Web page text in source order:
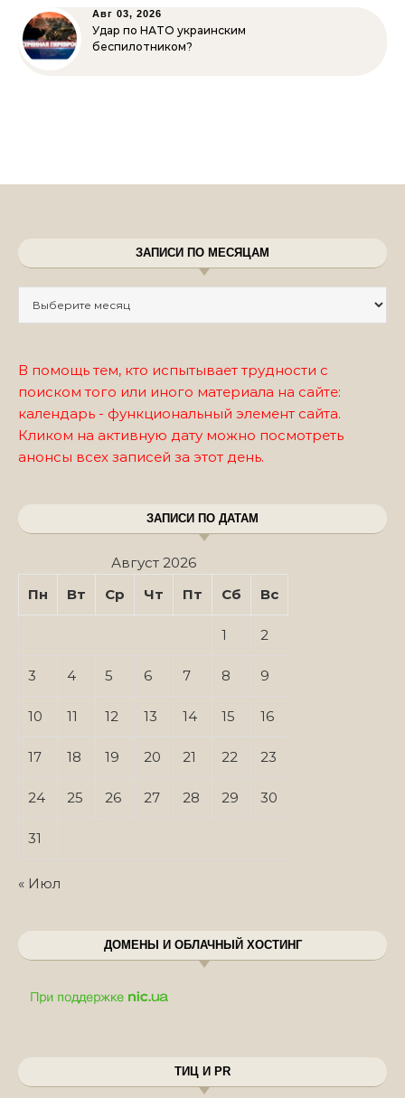
Авг 03, 2026
Удар по НАТО украинским
беспилотником?
ЗАПИСИ ПО МЕСЯЦАМ
В помощь тем, кто испытывает трудности с
поиском того или иного материала на сайте:
календарь - функциональный элемент сайта.
Кликом на активную дату можно посмотреть
анонсы всех записей за этот день.
ЗАПИСИ ПО ДАТАМ
Август 2026
Пн
Вт Ср Чт Пт Сб Вс
1 2
3 4 5 6 7 8 9
10 11 12 13 14 15 16
17 18 19 20 21 22 23
24 25 26 27 28 29 30
31
« Июл
ДОМЕНЫ И ОБЛАЧНЫЙ ХОСТИНГ
ТИЦ И PR